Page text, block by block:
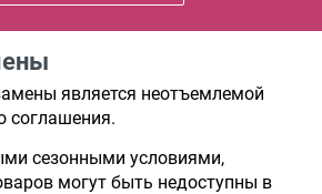
является неотъемлемой
соглашения.
сезонными условиями,
могут быть недоступны в